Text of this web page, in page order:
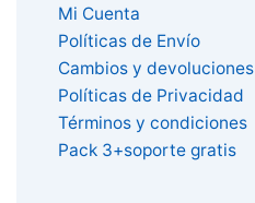
Mi Cuenta
Políticas de Envío
Cambios y devoluciones
Políticas de Privacidad
Términos y condiciones
Pack 3+soporte gratis